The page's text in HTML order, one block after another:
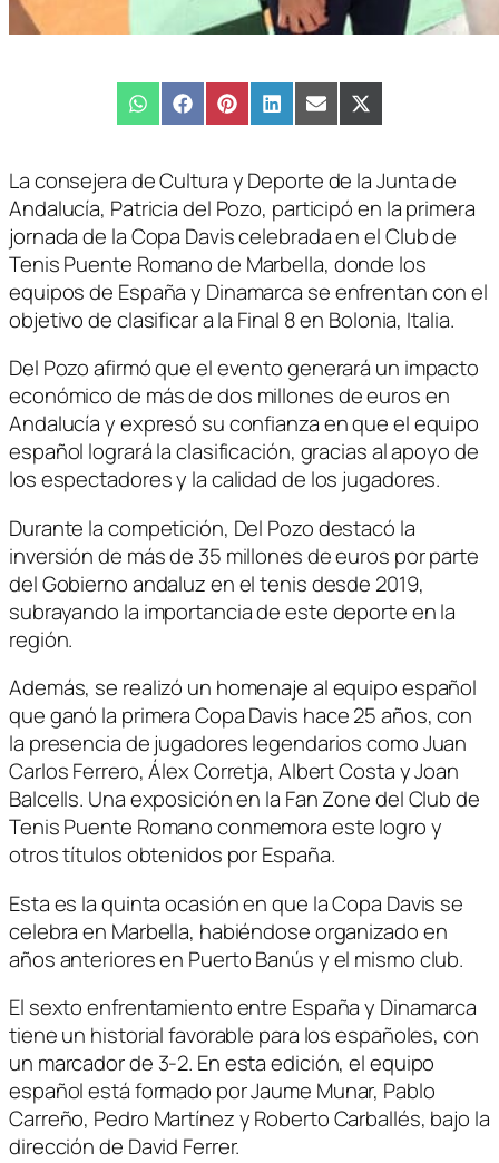
Compartir
en
WhatsAppCompartir
en
FacebookCompartir
en
PinterestCompartir
en
LinkedInCompartir
en
EmailCompartir
en
X
(Twitter)
La consejera de Cultura y Deporte de la Junta de
Andalucía, Patricia del Pozo, participó en la primera
jornada de la Copa Davis celebrada en el Club de
Tenis Puente Romano de Marbella, donde los
equipos de España y Dinamarca se enfrentan con el
objetivo de clasificar a la Final 8 en Bolonia, Italia.
Del Pozo afirmó que el evento generará un impacto
económico de más de dos millones de euros en
Andalucía y expresó su confianza en que el equipo
español logrará la clasificación, gracias al apoyo de
los espectadores y la calidad de los jugadores.
Durante la competición, Del Pozo destacó la
inversión de más de 35 millones de euros por parte
del Gobierno andaluz en el tenis desde 2019,
subrayando la importancia de este deporte en la
región.
Además, se realizó un homenaje al equipo español
que ganó la primera Copa Davis hace 25 años, con
la presencia de jugadores legendarios como Juan
Carlos Ferrero, Álex Corretja, Albert Costa y Joan
Balcells. Una exposición en la Fan Zone del Club de
Tenis Puente Romano conmemora este logro y
otros títulos obtenidos por España.
Esta es la quinta ocasión en que la Copa Davis se
celebra en Marbella, habiéndose organizado en
años anteriores en Puerto Banús y el mismo club.
El sexto enfrentamiento entre España y Dinamarca
tiene un historial favorable para los españoles, con
un marcador de 3-2. En esta edición, el equipo
español está formado por Jaume Munar, Pablo
Carreño, Pedro Martínez y Roberto Carballés, bajo la
dirección de David Ferrer.